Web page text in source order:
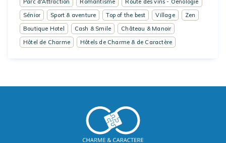
Sénior
Sport & aventure Top of the best Village
Zen
Boutique Hotel
Cash & Smile
Château & Manoir
Hôtel de Charme
Hôtels de Charme & de Caractère